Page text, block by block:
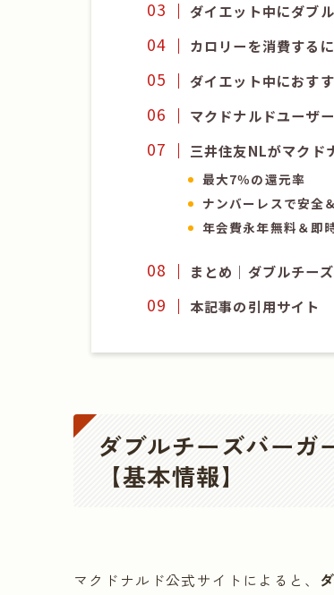
ダイエット中にダブ
カロリーを消費する
ダイエット中におす
マクドナルドユーザ
三井住友NLがマクド
最大7％の還元率
ナンバーレスで安全
年会費永年無料＆即
まとめ｜ダブルチー
本記事の引用サイト
ダブルチーズバーガ
【基本情報】
マクドナルド公式サイトによると、